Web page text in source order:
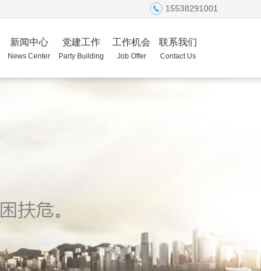
15538291001
新闻中心
News Center
党建工作
Party Building
工作机会
Job Offer
联系我们
Contact Us